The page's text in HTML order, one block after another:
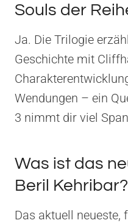
Souls der
Ja. Die Trilogie
Geschichte mit
Wendungen – ein
3 nimmt dir viel
Was ist das
Beril Kehribar?
Das aktuell neueste,